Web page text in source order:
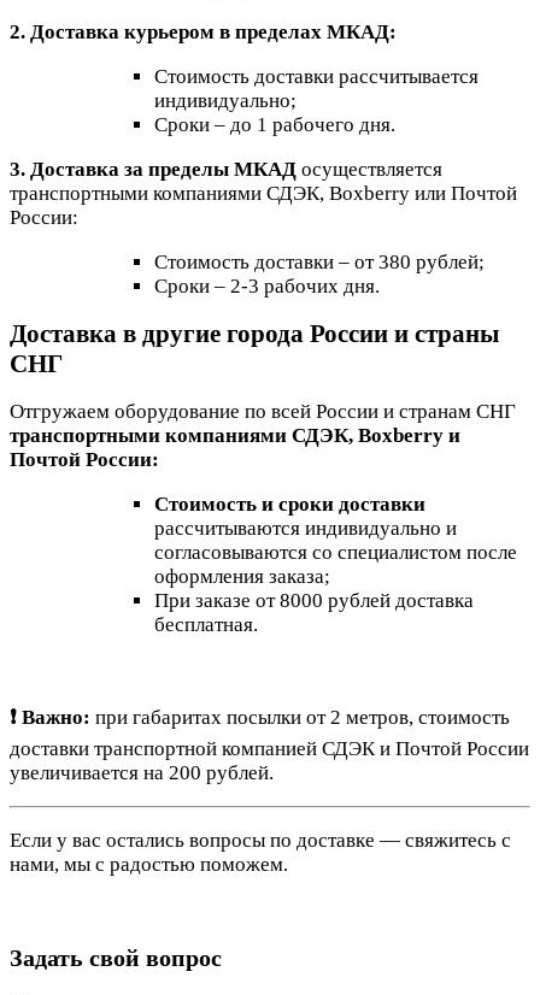
2. Доставка курьером в пределах МКАД:
Стоимость доставки рассчитывается
индивидуально;
Сроки – до 1 рабочего дня.
3. Доставка за пределы МКАД осуществляется
транспортными компаниями СДЭК, Boxberry или Почтой
России:
Стоимость доставки – от 380 рублей;
Сроки – 2-3 рабочих дня.
Доставка в другие города России и страны
СНГ
Отгружаем оборудование по всей России и странам СНГ
транспортными компаниями СДЭК, Boxberry и
Почтой России:
Стоимость и сроки доставки
рассчитываются индивидуально и
согласовываются со специалистом после
оформления заказа;
При заказе от 8000 рублей доставка
бесплатная.
❗ Важно: при габаритах посылки от 2 метров, стоимость
доставки транспортной компанией СДЭК и Почтой России
увеличивается на 200 рублей.
Если у вас остались вопросы по доставке — свяжитесь с
нами, мы с радостью поможем.
Задать свой вопрос